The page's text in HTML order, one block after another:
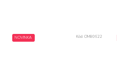
NOVINKA Kód: OM80622